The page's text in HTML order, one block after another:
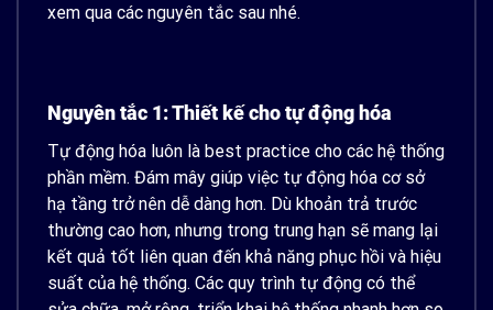
xem qua các nguyên tắc sau nhé.
Nguyên tắc 1: Thiết kế cho tự động hóa
Tự động hóa luôn là best practice cho các hệ thống
phần mềm. Đám mây giúp việc tự động hóa cơ sở
hạ tầng trở nên dễ dàng hơn. Dù khoản trả trước
thường cao hơn, nhưng trong trung hạn sẽ mang lại
kết quả tốt liên quan đến khả năng phục hồi và hiệu
suất của hệ thống. Các quy trình tự động có thể